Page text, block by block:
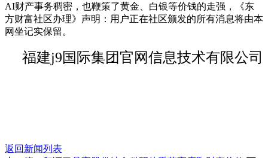
AI财产事务稠密，也鞭策了黄金、白银等价钱的走强，《东
方财富社区办理》声明：用户正在社区颁发的所有消息将由本
网坐记实保留。
福建j9国际集团官网信息技术有限公司
返回新闻列表